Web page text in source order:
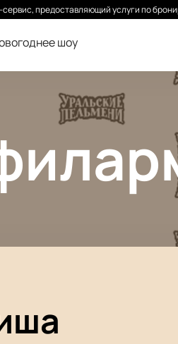
предоставляющий услуги по
шоу